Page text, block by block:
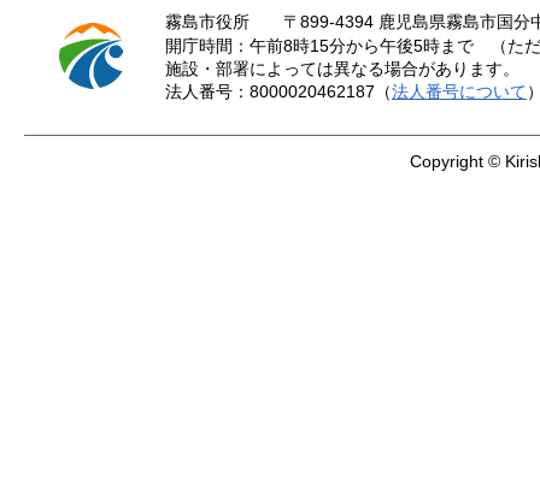
霧島市役所
〒899-4394 鹿児島県霧島市国
開庁時間：午前8時15分から午後5時まで （た
施設・部署によっては異なる場合があります。
法人番号：8000020462187（法人番号について
Copyright ©